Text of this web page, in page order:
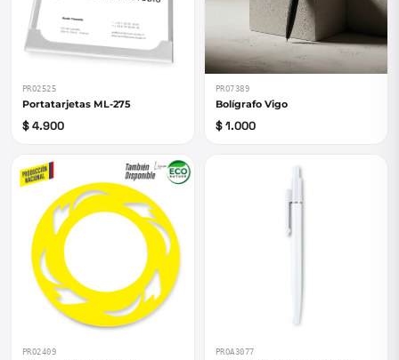
PRO2525
Portatarjetas ML-275
$ 4.900
PRO7389
Bolígrafo Vigo
$ 1.000
PRO2409 PROA3077